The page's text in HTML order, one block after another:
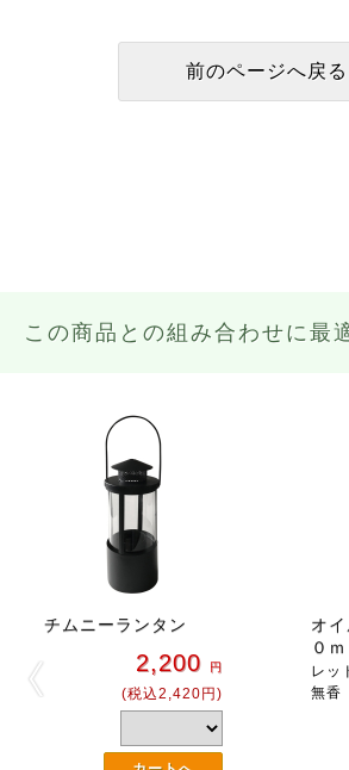
この商品との組み合わせに最
チムニーランタン
2,200 円
(税込2,420円)
オ
０ｍ
レッ
無香